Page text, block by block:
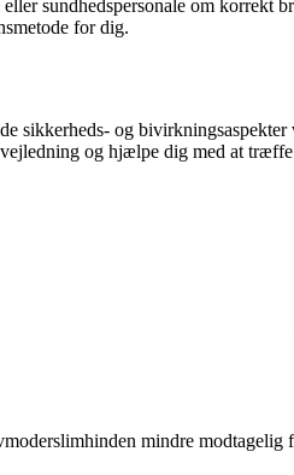
sundhedspersonale om korrekt
for dig.
og
og hjælpe dig med at
mindre